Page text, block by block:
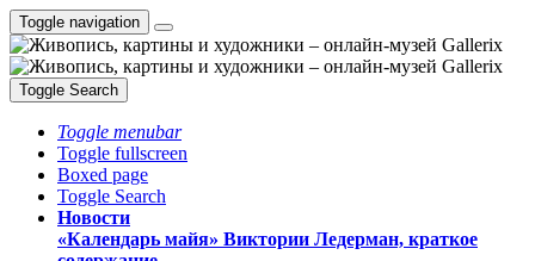
Toggle navigation
Toggle Search
Toggle menubar
Toggle fullscreen
Boxed page
Toggle Search
Новости
«Календарь майя» Виктории Ледерман, краткое